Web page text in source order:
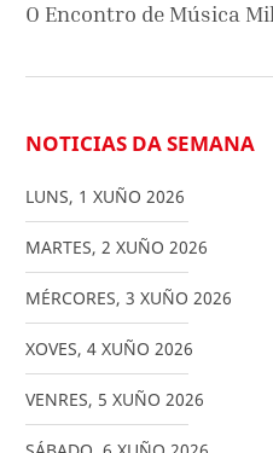
O Encontro de Música
NOTICIAS DA SEMANA
LUNS, 1 XUÑO 2026
MARTES, 2 XUÑO 2026
MÉRCORES, 3 XUÑO 2026
XOVES, 4 XUÑO 2026
VENRES, 5 XUÑO 2026